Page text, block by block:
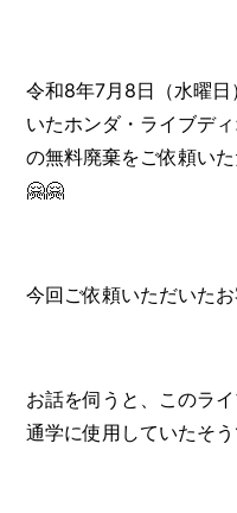
令和8年7月8日（水曜
いたホンダ・ライブデ
の無料廃棄をご依頼い
🤗🤗
今回ご依頼いただいた
お話を伺うと、このラ
通学に使用していたそう